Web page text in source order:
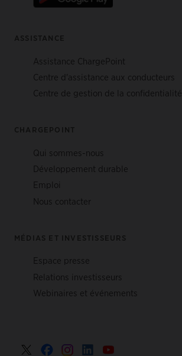
ASSISTANCE
Assistance ChargePoint
Centre d'assistance aux conducteurs
Centre de gestion de la confidentialité
CHARGEPOINT
Qui sommes-nous
Développement durable
Emploi
Nous contacter
MÉDIAS ET INVESTISSEURS
Espace presse
Relations investisseurs
Webinaires et événements